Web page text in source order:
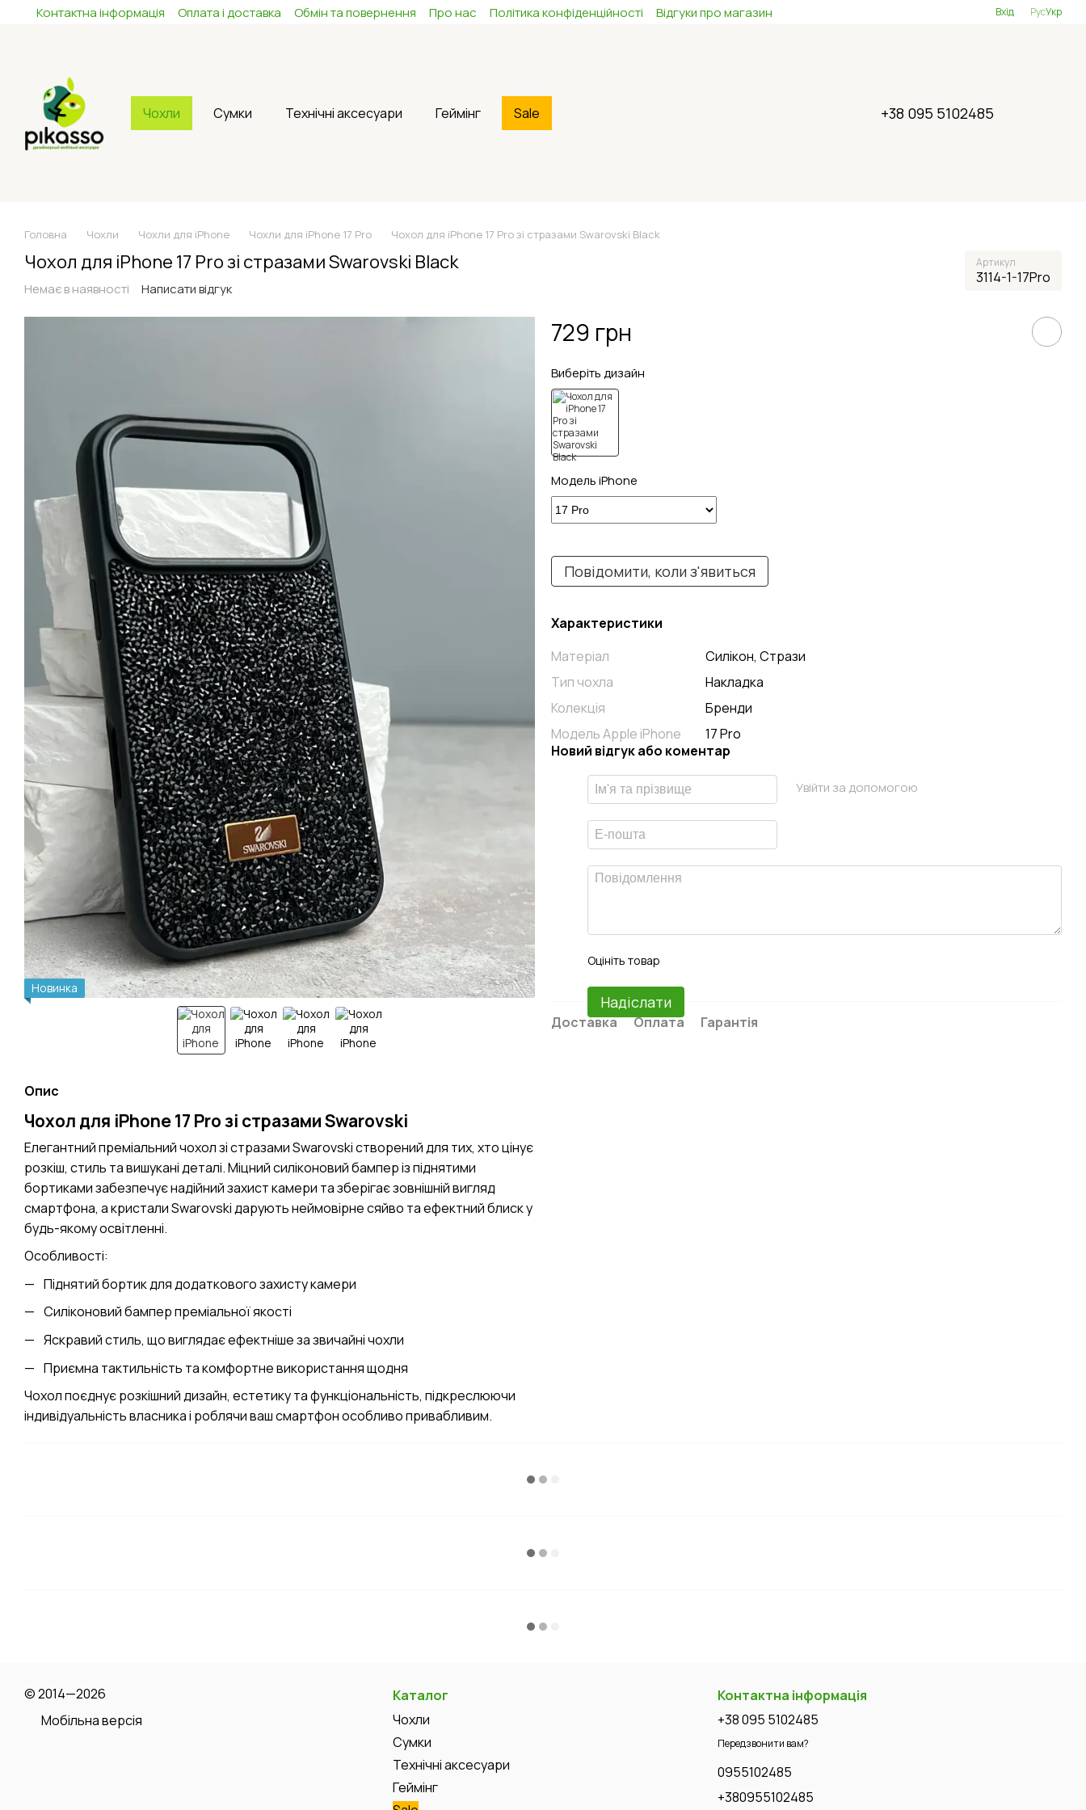
Перейти до основного контенту
Контактна інформація Оплата і доставка Обмін та повернення Про нас Політика конфіденційності Відгуки про магазин Вхід РусУкр
Чохли Сумки Технічні аксесуари Геймінг Sale +38 095 5102485
Головна Чохли Чохли для iPhone Чохли для iPhone 17 Pro Чохол для iPhone 17 Pro зі стразами Swarovski Black
Чохол для iPhone 17 Pro зі стразами Swarovski Black Артикул
3114-1-17Pro
Немає в наявності Написати відгук
Новинка
Опис
Чохол для iPhone 17 Pro зі стразами Swarovski
Елегантний преміальний чохол зі стразами Swarovski створений для тих, хто цінує
розкіш, стиль та вишукані деталі. Міцний силіконовий бампер із піднятими
бортиками забезпечує надійний захист камери та зберігає зовнішній вигляд
смартфона, а кристали Swarovski дарують неймовірне сяйво та ефектний блиск у
будь-якому освітленні.
Особливості:
Піднятий бортик для додаткового захисту камери
Силіконовий бампер преміальної якості
Яскравий стиль, що виглядає ефектніше за звичайні чохли
Приємна тактильність та комфортне використання щодня
Чохол поєднує розкішний дизайн, естетику та функціональність, підкреслюючи
індивідуальність власника і роблячи ваш смартфон особливо привабливим.
729 грн
Виберіть дизайн
Модель iPhone
Повідомити, коли з'явиться
Характеристики
Матеріал
Силікон, Стрази
Тип чохла
Накладка
Колекція
Бренди
Модель Apple iPhone
17 Pro
Новий відгук або коментар
Увійти за допомогою
Оцініть товар
Надіслати
Доставка Оплата Гарантія
© 2014—2026
Мобільна версія
Каталог
Чохли
Сумки
Технічні аксесуари
Геймінг
Контактна інформація
+38 095 5102485
Передзвонити вам?
0955102485
+380955102485